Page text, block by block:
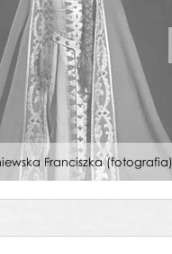
Franciszka (fotografia)